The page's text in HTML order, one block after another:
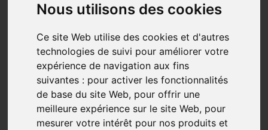
Nous utilisons des cookies
Ce site Web utilise des cookies et d'autres
technologies de suivi pour améliorer votre
expérience de navigation aux fins
suivantes : pour activer les fonctionnalités
de base du site Web, pour offrir une
meilleure expérience sur le site Web, pour
mesurer votre intérêt pour nos produits et